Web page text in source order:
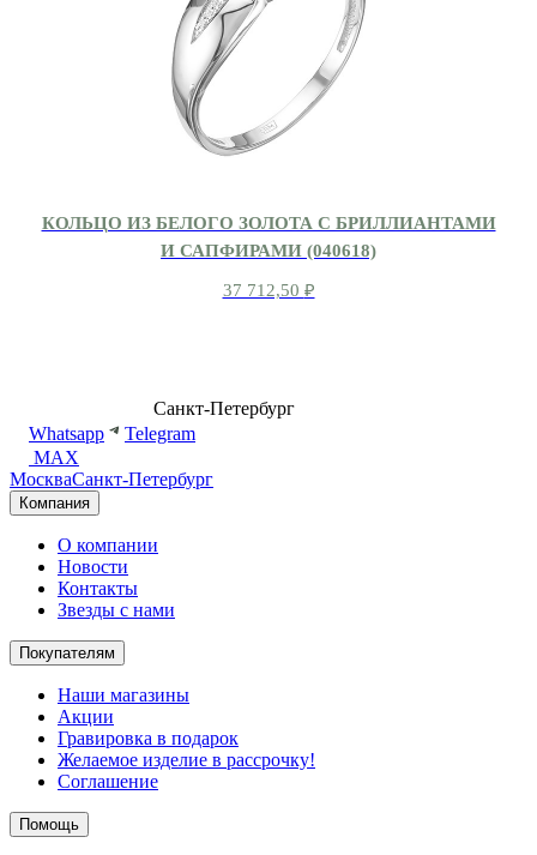
КОЛЬЦО ИЗ БЕЛОГО ЗОЛОТА С БРИЛЛИАНТАМИ
И САПФИРАМИ (040618)
37 712,50 ₽
Санкт-Петербург
Whatsapp
Telegram
MAX
МоскваСанкт-Петербург
Компания
О компании
Новости
Контакты
Звезды с нами
Покупателям
Наши магазины
Акции
Гравировка в подарок
Желаемое изделие в рассрочку!
Соглашение
Помощь